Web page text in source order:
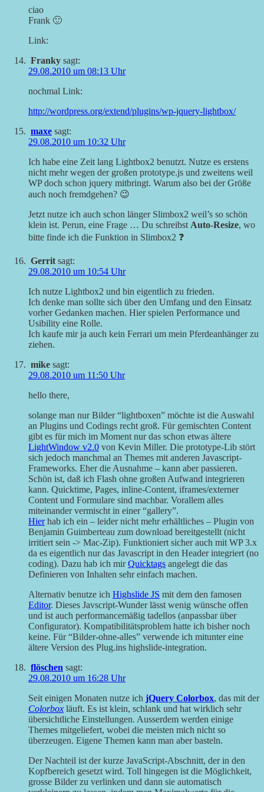
ciao
Frank 🙂
Link:
Franky sagt:
29.08.2010 um 08:13 Uhr
nochmal Link:
http://wordpress.org/extend/plugins/wp-jquery-lightbox/
maxe sagt:
29.08.2010 um 10:32 Uhr
Ich habe eine Zeit lang Lightbox2 benutzt. Nutze es erstens
nicht mehr wegen der großen prototype.js und zweitens weil
WP doch schon jquery mitbringt. Warum also bei der Größe
auch noch fremdgehen? 😉
Jetzt nutze ich auch schon länger Slimbox2 weil’s so schön
klein ist. Perun, eine Frage … Du schreibst Auto-Resize, wo
bitte finde ich die Funktion in Slimbox2 ❓
Gerrit sagt:
29.08.2010 um 10:54 Uhr
Ich nutze Lightbox2 und bin eigentlich zu frieden.
Ich denke man sollte sich über den Umfang und den Einsatz
vorher Gedanken machen. Hier spielen Performance und
Usibility eine Rolle.
Ich kaufe mir ja auch kein Ferrari um mein Pferdeanhänger zu
ziehen.
mike sagt:
29.08.2010 um 11:50 Uhr
hello there,
solange man nur Bilder “lightboxen” möchte ist die Auswahl
an Plugins und Codings recht groß. Für gemischten Content
gibt es für mich im Moment nur das schon etwas ältere
LightWindow v2.0 von Kevin Miller. Die prototype-Lib stört
sich jedoch manchmal an Themes mit anderen Javascript-
Frameworks. Eher die Ausnahme – kann aber passieren.
Schön ist, daß ich Flash ohne großen Aufwand integrieren
kann. Quicktime, Pages, inline-Content, iframes/externer
Content und Formulare sind machbar. Vorallem alles
miteinander vermischt in einer “gallery”.
Hierhab ich ein – leider nicht mehr erhältliches – Plugin von
Benjamin Guimberteau zum download bereitgestellt (nicht
irritiert sein -> Mac-Zip). Funktioniert sicher auch mit WP 3.x
da es eigentlich nur das Javascript in den Header integriert (no
coding). Dazu hab ich mirQuicktags angelegt die das
Definieren von Inhalten sehr einfach machen.
Alternativ benutze ich Highslide JS mit dem den famosen
Editor. Dieses Javscript-Wunder lässt wenig wünsche offen
und ist auch performancemäßig tadellos (anpassbar über
Configurator). Kompatibilitätsproblem hatte ich bisher noch
keine. Für “Bilder-ohne-alles” verwende ich mitunter eine
ältere Version des Plug.ins highslide-integration.
flöschen sagt:
29.08.2010 um 16:28 Uhr
Seit einigen Monaten nutze ich jQuery Colorbox, das mit der
Colorbox läuft. Es ist klein, schlank und hat wirklich sehr
übersichtliche Einstellungen. Ausserdem werden einige
Themes mitgeliefert, wobei die meisten mich nicht so
überzeugen. Eigene Themen kann man aber basteln.
Der Nachteil ist der kurze JavaScript-Abschnitt, der in den
Kopfbereich gesetzt wird. Toll hingegen ist die Möglichkeit,
grosse Bilder zu verlinken und dann sie automatisch